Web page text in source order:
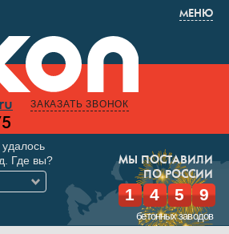
МЕНЮ
ЗАКАЗАТЬ ЗВОНОК
МЫ ПОСТАВИЛИ
ПО РОССИИ
1 4 5 9
бетонных заводов
Где вы?